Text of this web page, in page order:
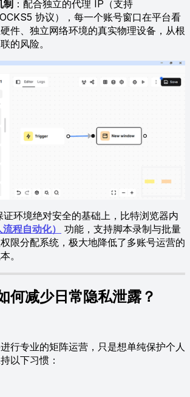
：配合独立的代理 IP（支持
协议），每一个账号窗口在平台看
件、独立网络环境的真实物理设备，从根
的风险。
证环境绝对安全的基础上，比特浏览器内
程自动化）
功能，支持脚本录制与批量
限分配系统，极大地降低了多账号运营的
。
何减少日常隐私泄露？
专业的矩阵运营，只是想单纯保护个人
以下习惯：